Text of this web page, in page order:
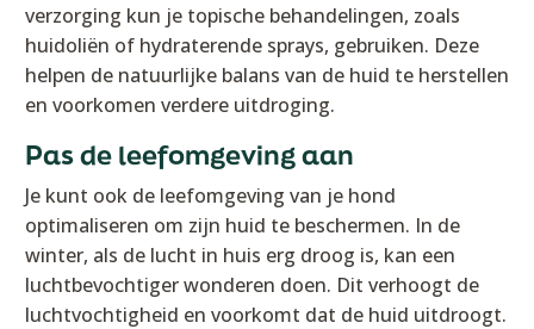
verzorging kun je topische behandelingen, zoals
huidoliën of hydraterende sprays, gebruiken. Deze
helpen de natuurlijke balans van de huid te herstellen
en voorkomen verdere uitdroging.
Pas de leefomgeving aan
Je kunt ook de leefomgeving van je hond
optimaliseren om zijn huid te beschermen. In de
winter, als de lucht in huis erg droog is, kan een
luchtbevochtiger wonderen doen. Dit verhoogt de
luchtvochtigheid en voorkomt dat de huid uitdroogt.